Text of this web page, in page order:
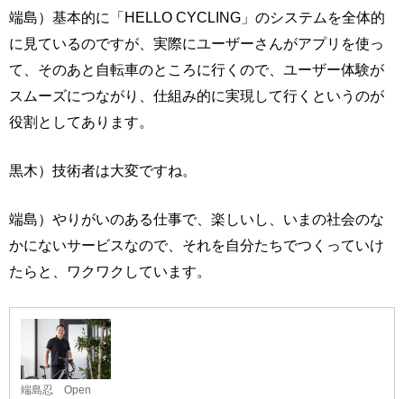
端島）基本的に「HELLO CYCLING」のシステムを全体的
に見ているのですが、実際にユーザーさんがアプリを使っ
て、そのあと自転車のところに行くので、ユーザー体験が
スムーズにつながり、仕組み的に実現して行くというのが
役割としてあります。
黒木）技術者は大変ですね。
端島）やりがいのある仕事で、楽しいし、いまの社会のな
かにないサービスなので、それを自分たちでつくっていけ
たらと、ワクワクしています。
端島忍 Open